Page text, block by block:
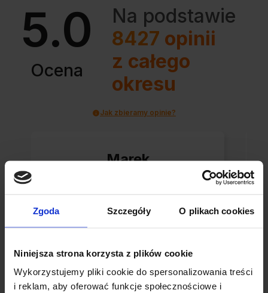
Zgoda Szczegóły O plikach cookies
Niniejsza strona korzysta z plików cookie
Wykorzystujemy pliki cookie do spersonalizowania treści
i reklam, aby oferować funkcje społecznościowe i
5.0
Ocena
Na podstawie
8427 opinii
z całego
okresu
Jak zbieramy opinie?
Marek
Paczka dotarła do
mnie bezpiecznie w
estetycznym pudełku.
Świetna organizacja i
błyskawiczna wysyłka.